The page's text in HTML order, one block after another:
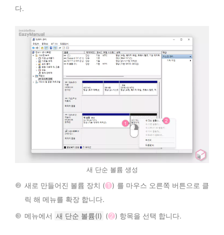
다.
새 단순 볼륨 생성
새로 만들어진 볼륨 장치 ( 1 ) 를 마우스 오른쪽 버튼으로 클
릭 해 메뉴를 확장 합니다.
메뉴에서 새 단순 볼륨(I) ( 2 ) 항목을 선택 합니다.